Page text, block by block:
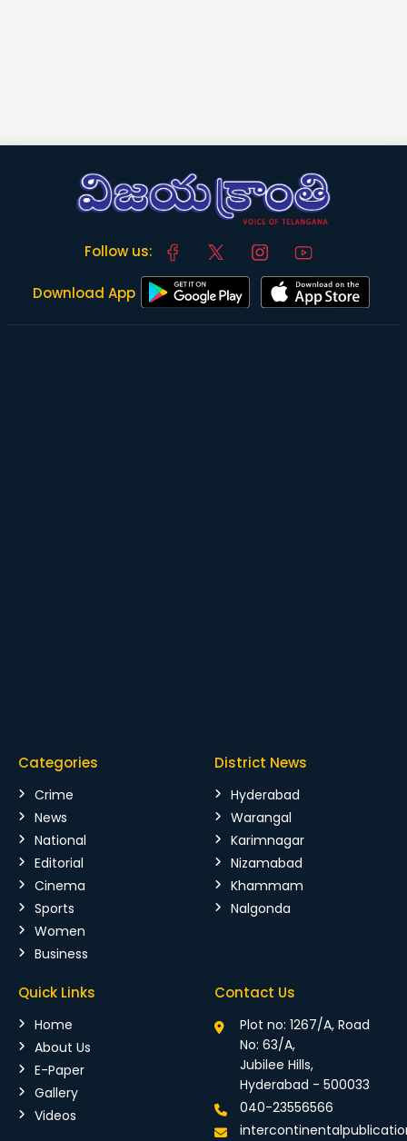
Follow us:
Download App
Categories
Crime
News
National
Editorial
Cinema
Sports
Women
Business
District News
Hyderabad
Warangal
Karimnagar
Nizamabad
Khammam
Nalgonda
Quick Links
Home
About Us
E-Paper
Gallery
Videos
Contact Us
Plot no: 1267/A, Road
No: 63/A,
Jubilee Hills,
Hyderabad - 500033
040-23556566